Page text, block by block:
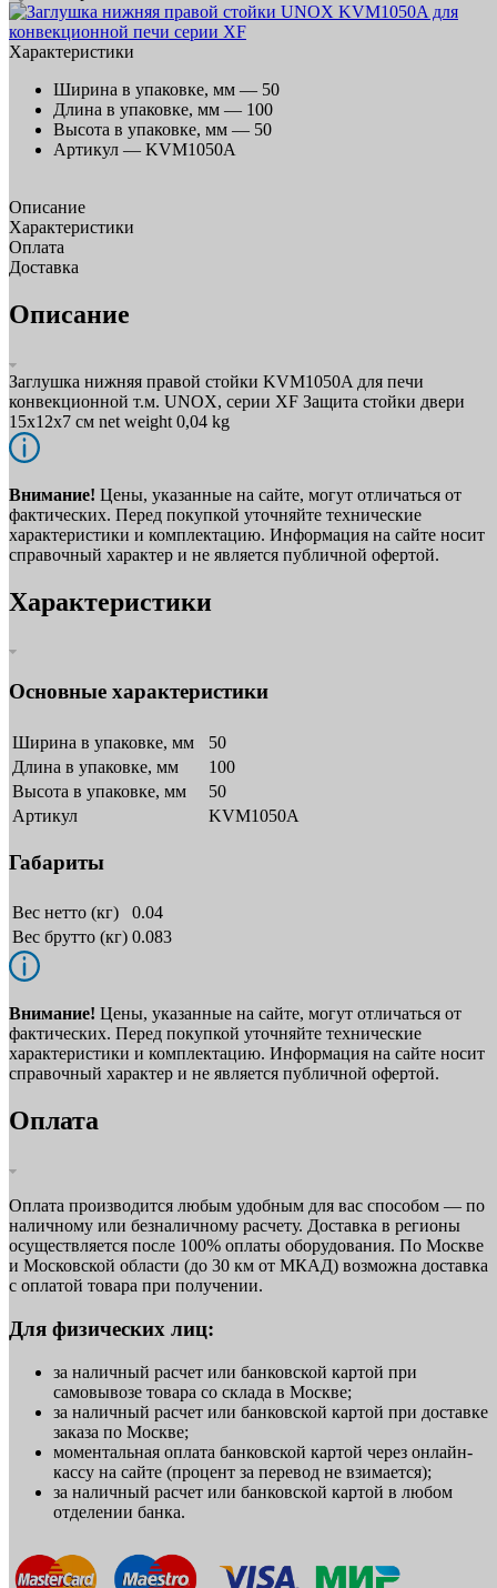
Характеристики
Ширина в упаковке, мм — 50
Длина в упаковке, мм — 100
Высота в упаковке, мм — 50
Артикул — KVM1050A
Описание
Характеристики
Оплата
Доставка
Описание
Заглушка нижняя правой стойки KVM1050A для печи
конвекционной т.м. UNOX, серии XF Защита стойки двери
15x12x7 см net weight 0,04 kg
Внимание! Цены, указанные на сайте, могут отличаться от
фактических. Перед покупкой уточняйте технические
характеристики и комплектацию. Информация на сайте носит
справочный характер и не является публичной офертой.
Характеристики
Основные характеристики
Ширина в упаковке, мм
50
Длина в упаковке, мм
100
Высота в упаковке, мм
50
Артикул
KVM1050A
Габариты
Вес нетто (кг)
0.04
Вес брутто (кг) 0.083
Внимание! Цены, указанные на сайте, могут отличаться от
фактических. Перед покупкой уточняйте технические
характеристики и комплектацию. Информация на сайте носит
справочный характер и не является публичной офертой.
Оплата
Оплата производится любым удобным для вас способом — по
наличному или безналичному расчету. Доставка в регионы
осуществляется после 100% оплаты оборудования. По Москве
и Московской области (до 30 км от МКАД) возможна доставка
с оплатой товара при получении.
Для физических лиц:
за наличный расчет или банковской картой при
самовывозе товара со склада в Москве;
за наличный расчет или банковской картой при доставке
заказа по Москве;
моментальная оплата банковской картой через онлайн-
кассу на сайте (процент за перевод не взимается);
за наличный расчет или банковской картой в любом
отделении банка.